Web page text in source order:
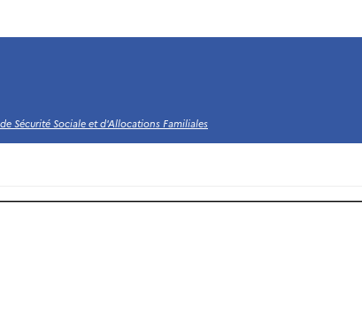
Sécurité Sociale et d'Allocations Familiales